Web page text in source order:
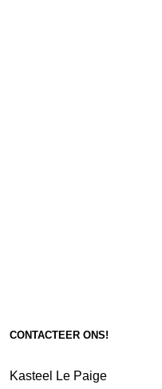
CONTACTEER ONS!
Kasteel Le Paige